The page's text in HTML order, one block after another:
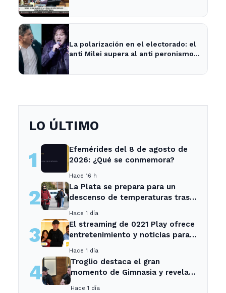
La polarización en el electorado: el
anti Milei supera al anti peronismo
LO ÚLTIMO
1
Efemérides del 8 de agosto de
2026: ¿Qué se conmemora?
Hace 16 h
2
La Plata se prepara para un
descenso de temperaturas tras
Hace 1 día
3
El streaming de 0221 Play ofrece
entretenimiento y noticias para
Ensenada.
Hace 1 día
4
Troglio destaca el gran
momento de Gimnasia y revela
Hace 1 día